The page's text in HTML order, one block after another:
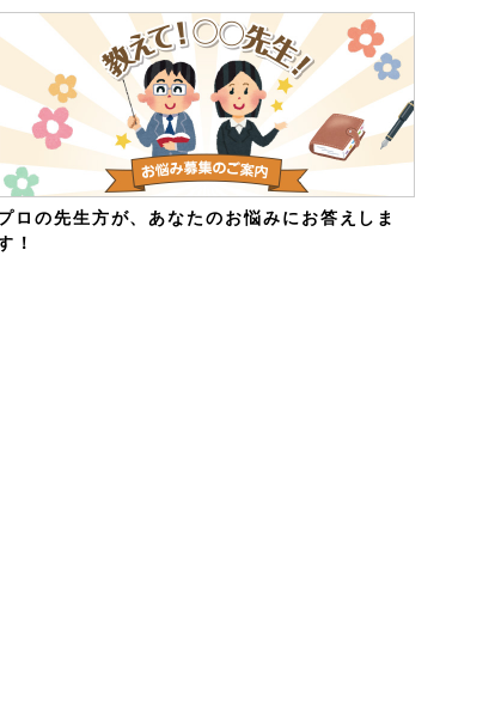
ロの先生方が、あなたのお悩みにお答えしま
！